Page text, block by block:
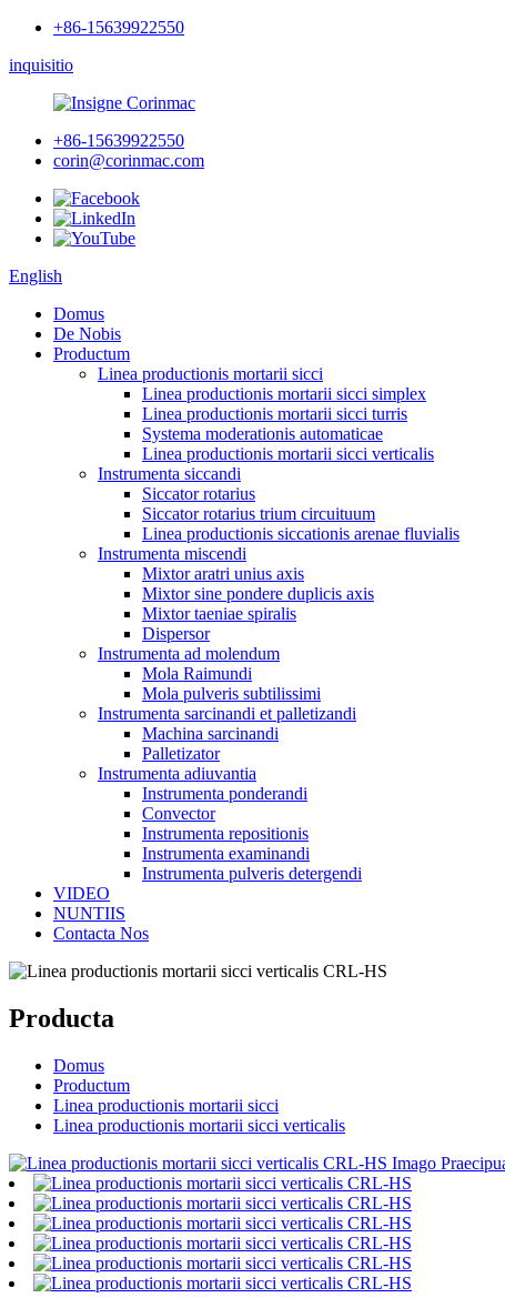
+86-15639922550
inquisitio
+86-15639922550
corin@corinmac.com
English
Domus
De Nobis
Productum
Linea productionis mortarii sicci
Linea productionis mortarii sicci simplex
Linea productionis mortarii sicci turris
Systema moderationis automaticae
Linea productionis mortarii sicci verticalis
Instrumenta siccandi
Siccator rotarius
Siccator rotarius trium circuituum
Linea productionis siccationis arenae fluvialis
Instrumenta miscendi
Mixtor aratri unius axis
Mixtor sine pondere duplicis axis
Mixtor taeniae spiralis
Dispersor
Instrumenta ad molendum
Mola Raimundi
Mola pulveris subtilissimi
Instrumenta sarcinandi et palletizandi
Machina sarcinandi
Palletizator
Instrumenta adiuvantia
Instrumenta ponderandi
Convector
Instrumenta repositionis
Instrumenta examinandi
Instrumenta pulveris detergendi
VIDEO
NUNTIIS
Contacta Nos
Producta
Domus
Productum
Linea productionis mortarii sicci
Linea productionis mortarii sicci verticalis